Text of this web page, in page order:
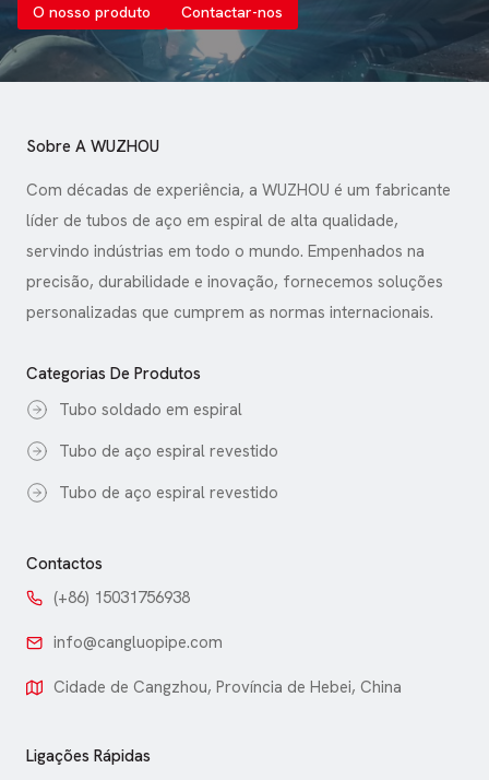
O nosso produto Contactar-nos
Sobre A WUZHOU
Com décadas de experiência, a WUZHOU é um fabricante
líder de tubos de aço em espiral de alta qualidade,
servindo indústrias em todo o mundo. Empenhados na
precisão, durabilidade e inovação, fornecemos soluções
personalizadas que cumprem as normas internacionais.
Categorias De Produtos
Tubo soldado em espiral
Tubo de aço espiral revestido
Tubo de aço espiral revestido
Contactos
(+86) 15031756938
info@cangluopipe.com
Cidade de Cangzhou, Província de Hebei, China
Ligações Rápidas